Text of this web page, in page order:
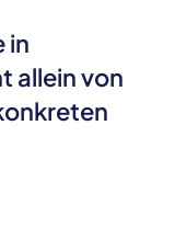
in
allein von